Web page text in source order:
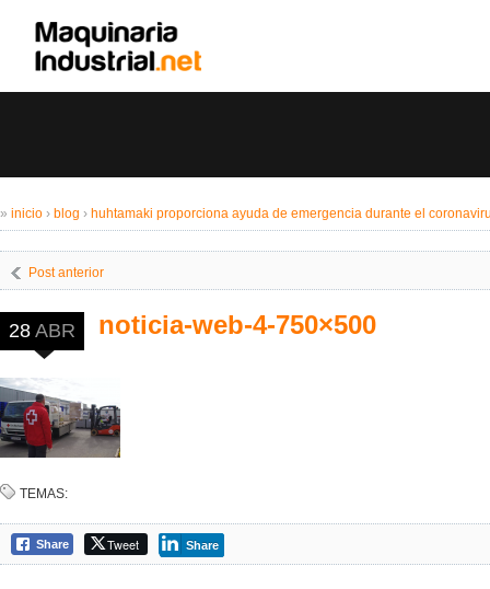
» inicio › blog › huhtamaki proporciona ayuda de emergencia durante el
Post anterior
noticia-web-4-750×500
28 ABR
TEMAS:
Share Tweet Share